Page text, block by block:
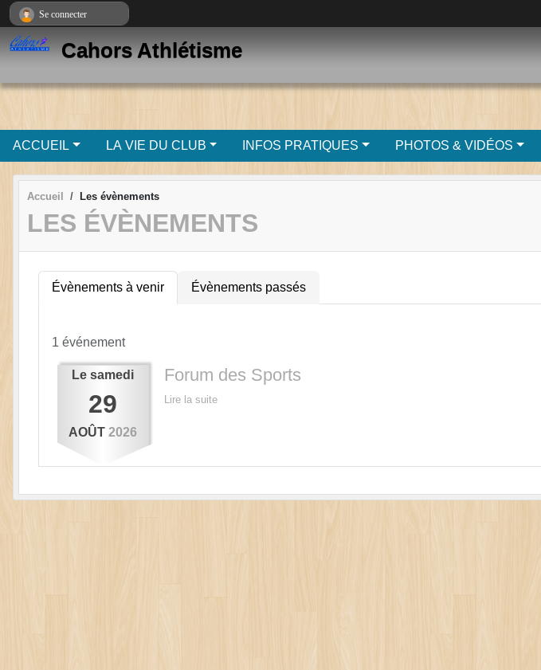
Cahors Athlétisme
ACCUEIL LA VIE DU CLUB INFOS PRATIQUES PHOTOS & VIDÉOS
Accueil Les évènements
LES ÉVÈNEMENTS
Évènements à venir Évènements passés
1 événement
Lesamedi
29
AOÛT 2026
Forum des Sports
Lire la suite
Se connecter
Panneau de gestion des cookies